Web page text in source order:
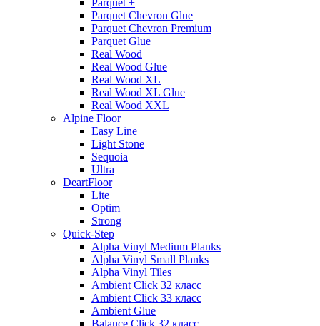
Parquet +
Parquet Chevron Glue
Parquet Chevron Premium
Parquet Glue
Real Wood
Real Wood Glue
Real Wood XL
Real Wood XL Glue
Real Wood XXL
Alpine Floor
Easy Line
Light Stone
Sequoia
Ultra
DeartFloor
Lite
Optim
Strong
Quick-Step
Alpha Vinyl Medium Planks
Alpha Vinyl Small Planks
Alpha Vinyl Tiles
Ambient Click 32 класс
Ambient Click 33 класс
Ambient Glue
Balance Click 32 класс